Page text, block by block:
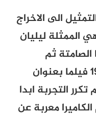
الى الاخراج
الممثلة ليليان
الصامتة ثم
الناطقة. فقد اخرجت عام 1922 فيلما بعنوان
التجربة ابدا
معربة عن